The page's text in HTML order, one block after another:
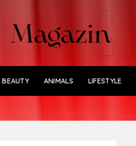
BEAUTY ANIMALS LIFESTYLE